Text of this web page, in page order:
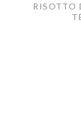
RISOTTO